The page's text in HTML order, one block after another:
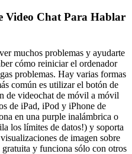
Video Chat Para Hablar
muchos problemas y ayudarte
cómo reiniciar el ordenador
problemas. Hay varias formas
común es utilizar el botón de
de videochat de móvil a móvil
de iPad, iPod y iPhone de
en una purple inalámbrica o
los límites de datos!) y soporta
de imagen sobre
y funciona sólo con otros